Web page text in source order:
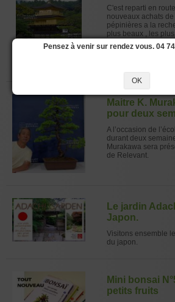
C'est reparti en
nouveaux achats
pépinières a la
plus beaux , les
clientèle de
2015.
Maitre K.
pour deux
A l’occasion de
durant deux
Murakawa sera
de Relevant.
Le jardin
Japon.
Visitons ensemble
du japon.
Mini bonsai
petits fruits
Pensez à venir sur rendez vous. 04
OK